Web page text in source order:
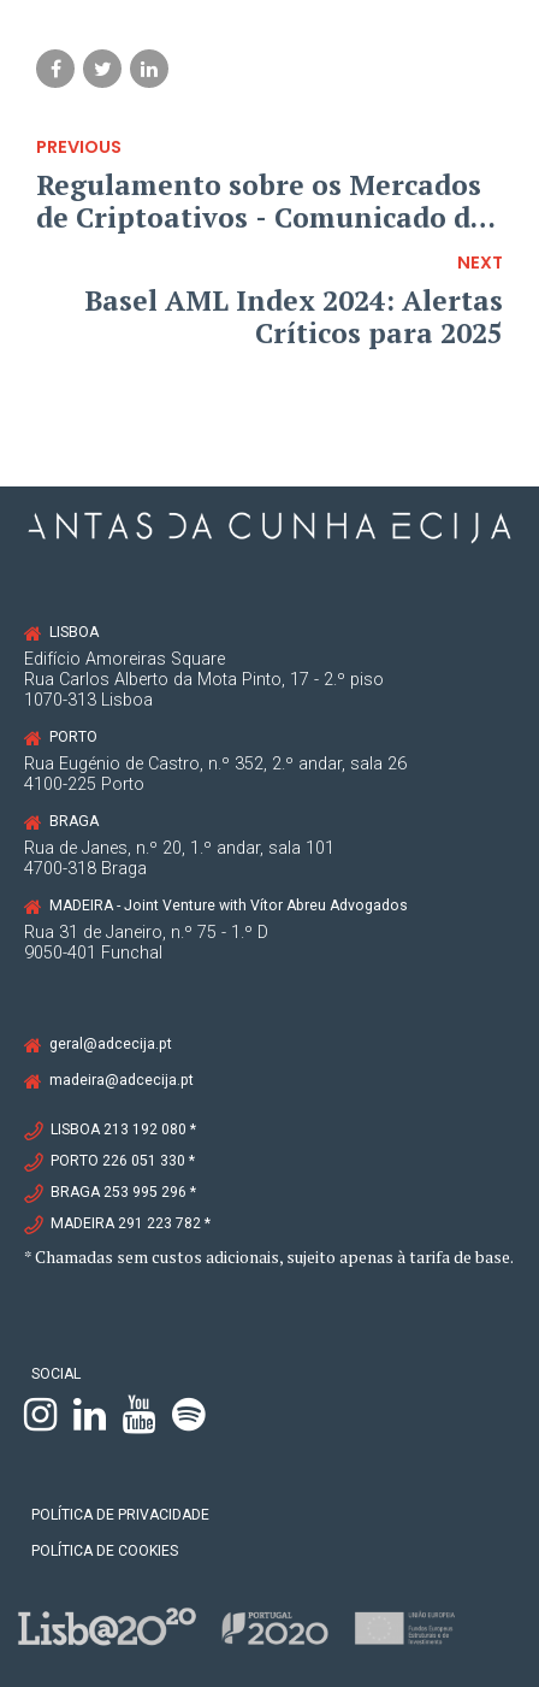
PREVIOUS
Regulamento sobre os Mercados
de Criptoativos - Comunicado do
NEXT
Basel AML Index 2024: Alertas
Críticos para 2025
LISBOA
Edifício Amoreiras Square
Rua Carlos Alberto da Mota Pinto, 17 - 2.º piso
1070-313 Lisboa
PORTO
Rua Eugénio de Castro, n.º 352, 2.º andar, sala 26
4100-225 Porto
BRAGA
Rua de Janes, n.º 20, 1.º andar, sala 101
4700-318 Braga
MADEIRA - Joint Venture with Vítor Abreu Advogados
Rua 31 de Janeiro, n.º 75 - 1.º D
9050-401 Funchal
geral@adcecija.pt
madeira@adcecija.pt
LISBOA 213 192 080 *
PORTO 226 051 330 *
BRAGA 253 995 296 *
MADEIRA 291 223 782 *
* Chamadas sem custos adicionais, sujeito apenas à tarifa de base.
SOCIAL
POLÍTICA DE PRIVACIDADE
POLÍTICA DE COOKIES